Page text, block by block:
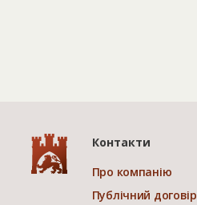
Контакти
Про компанію
Публічний договір